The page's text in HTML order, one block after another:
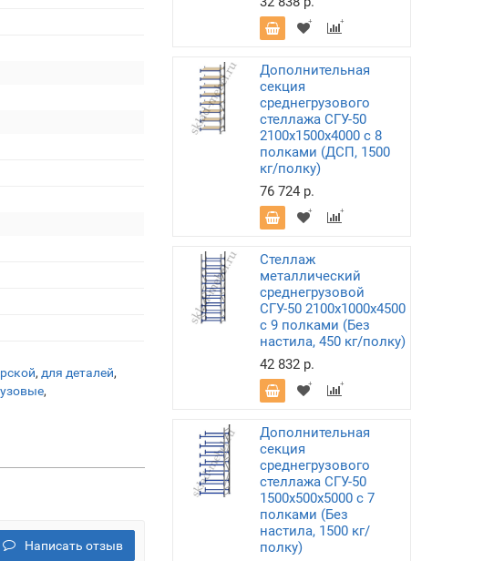
, для деталей,
,
Написать отзыв
Дополнительная
секция
среднегрузового
стеллажа СГУ-50
2100х1500х4000 с 8
полками (ДСП, 1500
кг/полку)
76 724 р.
Стеллаж
металлический
среднегрузовой
СГУ-50 2100х1000х4500
с 9 полками (Без
настила, 450 кг/полку)
42 832 р.
Дополнительная
секция
среднегрузового
стеллажа СГУ-50
1500х500х5000 с 7
полками (Без
настила, 1500 кг/
полку)